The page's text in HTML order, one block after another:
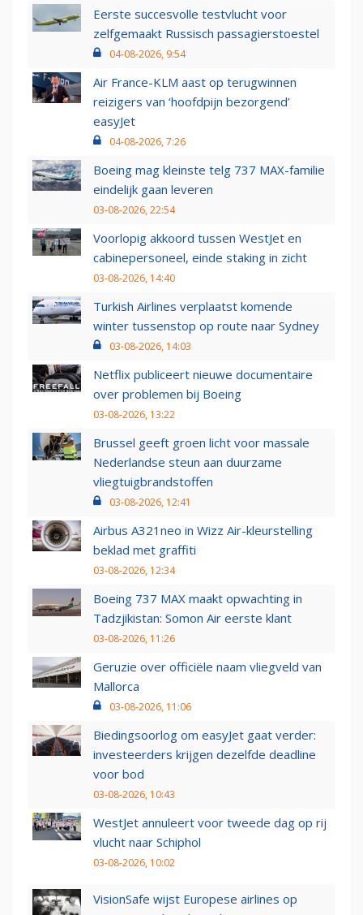
Eerste succesvolle testvlucht voor
zelfgemaakt Russisch passagierstoestel
04-08-2026, 9:54
Air France-KLM aast op terugwinnen
reizigers van ‘hoofdpijn bezorgend’
easyJet
04-08-2026, 7:26
Boeing mag kleinste telg 737 MAX-familie
eindelijk gaan leveren
03-08-2026, 22:54
Voorlopig akkoord tussen WestJet en
cabinepersoneel, einde staking in zicht
03-08-2026, 14:40
Turkish Airlines verplaatst komende
winter tussenstop op route naar Sydney
03-08-2026, 14:03
Netflix publiceert nieuwe documentaire
over problemen bij Boeing
03-08-2026, 13:22
Brussel geeft groen licht voor massale
Nederlandse steun aan duurzame
vliegtuigbrandstoffen
03-08-2026, 12:41
Airbus A321neo in Wizz Air-kleurstelling
beklad met graffiti
03-08-2026, 12:34
Boeing 737 MAX maakt opwachting in
Tadzjikistan: Somon Air eerste klant
03-08-2026, 11:26
Geruzie over officiële naam vliegveld van
Mallorca
03-08-2026, 11:06
Biedingsoorlog om easyJet gaat verder:
investeerders krijgen dezelfde deadline
voor bod
03-08-2026, 10:43
WestJet annuleert voor tweede dag op rij
vlucht naar Schiphol
03-08-2026, 10:02
VisionSafe wijst Europese airlines op